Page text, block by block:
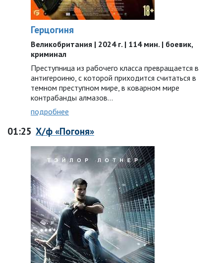
Герцогиня
Великобритания | 2024 г. | 114 мин. | боевик,
криминал
Преступница из рабочего класса превращается в
антигероиню, с которой приходится считаться в
темном преступном мире, в коварном мире
контрабанды алмазов…
подробнее
01:25 Х/ф «Погоня»